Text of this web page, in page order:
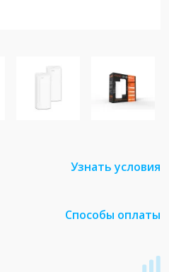
Узнать условия
Способы оплаты